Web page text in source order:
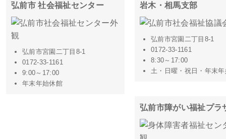
弘前市 社会福祉センター
弘前市宮園二丁目8-1
0172-33-1161
9:00～17:00
年末年始休館
岩木・相馬支部
弘前市宮園二丁目8-1
0172-33-1161
8:30～17:00
土・日曜・祝日・年末
弘前市障がい福祉プラ